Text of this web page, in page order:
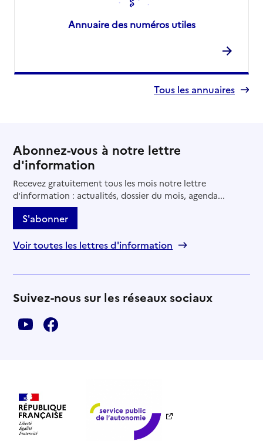
Annuaire des numéros utiles
Tous les annuaires
Abonnez-vous à notre lettre
d'information
Recevez gratuitement tous les mois notre lettre
d'information : actualités, dossier du mois, agenda...
S'abonner
Voir toutes les lettres d'information
Suivez-nous sur les réseaux sociaux